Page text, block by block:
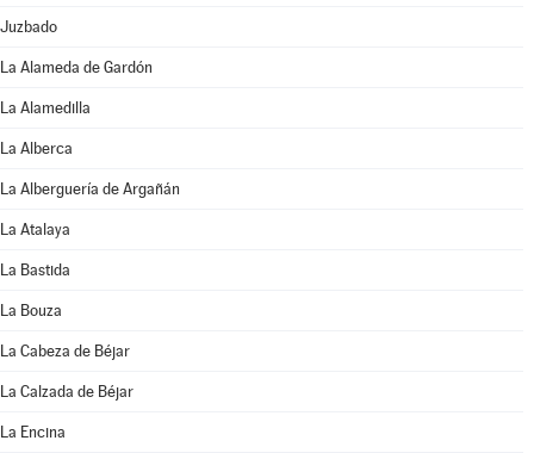
Juzbado
La Alameda de Gardón
La Alamedilla
La Alberca
La Alberguería de Argañán
La Atalaya
La Bastida
La Bouza
La Cabeza de Béjar
La Calzada de Béjar
La Encina